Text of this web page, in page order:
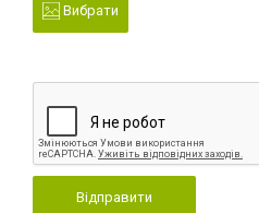
Вибрати
Відправити